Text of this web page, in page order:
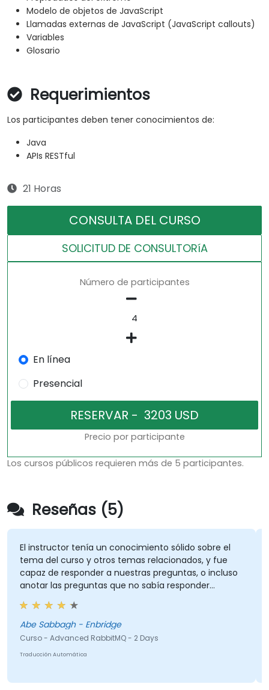
Modelo de objetos de JavaScript
Llamadas externas de JavaScript (JavaScript callouts)
Variables
Glosario
Requerimientos
Los participantes deben tener conocimientos de:
Java
APIs RESTful
21 Horas
CONSULTA DEL CURSO
SOLICITUD DE CONSULTORíA
Número de participantes
En línea
Presencial
Precio por participante
Los cursos públicos requieren más de 5 participantes.
Reseñas (5)
El instructor tenía un conocimiento sólido sobre el
tema del curso y otros temas relacionados, y fue
capaz de responder a nuestras preguntas, o incluso
anotar las preguntas que no sabía responder
inmediatamente y nos respondió más tarde.
Abe Sabbagh - Enbridge
Curso - Advanced RabbitMQ - 2 Days
Traducción Automática